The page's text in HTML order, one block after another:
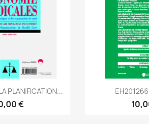
rapide
PLANIFICATION...
€
